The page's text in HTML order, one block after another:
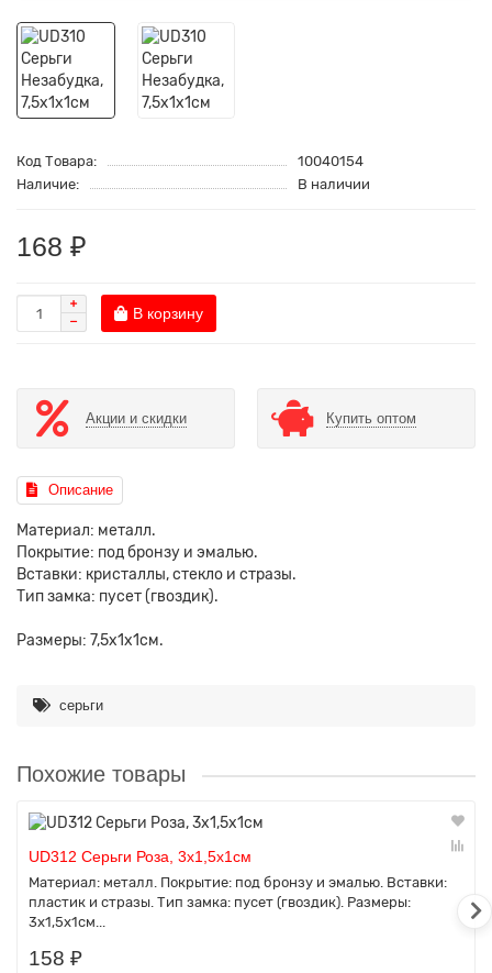
Код Товара:
10040154
Наличие:
В наличии
168 ₽
В корзину
Акции и скидки Купить оптом
Описание
Материал: металл.
Покрытие: под бронзу и эмалью.
Вставки: кристаллы, стекло и стразы.
Тип замка: пусет (гвоздик).
Размеры: 7,5х1х1см.
серьги
Похожие товары
UD312 Серьги Роза, 3х1,5х1см
Материал: металл. Покрытие: под бронзу и эмалью. Вставки:
пластик и стразы. Тип замка: пусет (гвоздик). Размеры:
3х1,5х1см...
158 ₽